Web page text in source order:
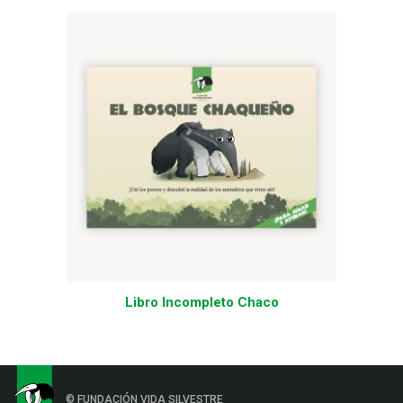
Libro Incompleto Chaco
© FUNDACIÓN VIDA SILVESTRE